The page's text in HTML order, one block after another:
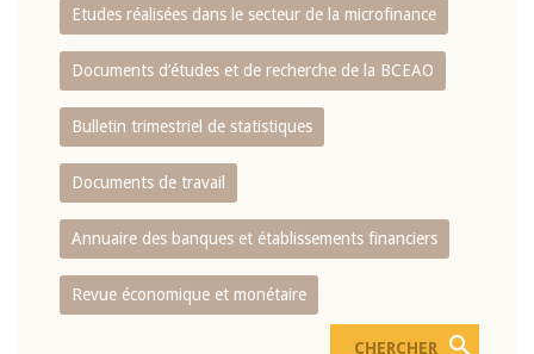
Etudes réalisées dans le secteur de la microfinance
Documents d’études et de recherche de la BCEAO
Bulletin trimestriel de statistiques
Documents de travail
Annuaire des banques et établissements financiers
Revue économique et monétaire